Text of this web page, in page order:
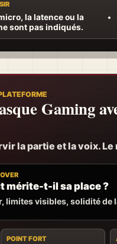
la latence ou la
sont pas indiqués.
Gaming
la partie et la voix.
mérite-t-il sa place ?
limites visibles, solidité de
POINT FORT